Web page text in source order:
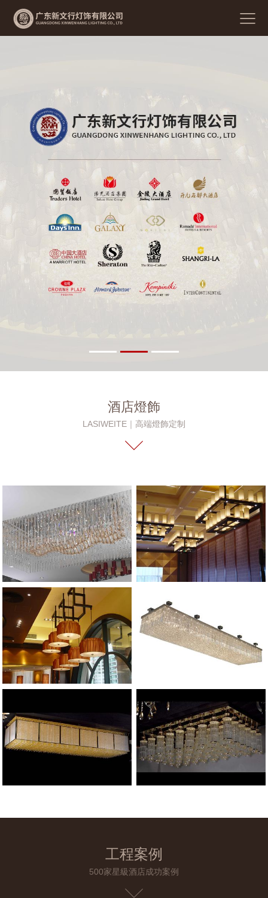
酒店燈飾
LASIWEITE｜高端燈飾定制
工程案例
500家星級酒店成功案例